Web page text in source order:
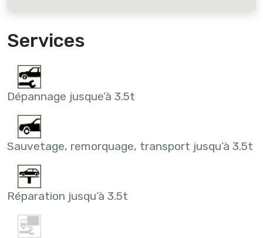
Services
Dépannage jusque’à 3.5t
Sauvetage, remorquage, transport jusqu’à 3.5t
Réparation jusqu’à 3.5t